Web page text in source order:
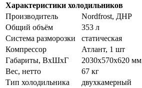
Характеристики холодильников
Производитель
Nordfrost, ДНР
Общий объём
353 л
Система разморозки
статическая
Компрессор
Атлант, 1 шт
Габариты, ВхШхГ
2030х570х620 мм
Вес, нетто
67 кг
Тип холодильника
двухкамерный